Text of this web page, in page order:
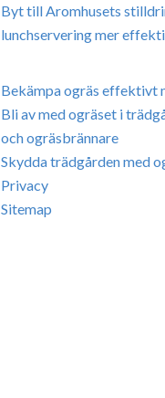
Byt till Aromhusets
lunchservering mer
Bekämpa ogräs effektivt
Bli av med ogräset i
och ogräsbrännare
Skydda trädgården med
Privacy
Sitemap